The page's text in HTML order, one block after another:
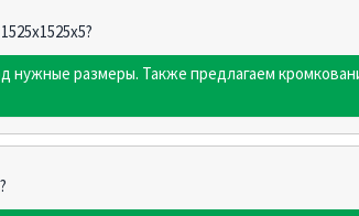
нужные размеры. Также предлагаем